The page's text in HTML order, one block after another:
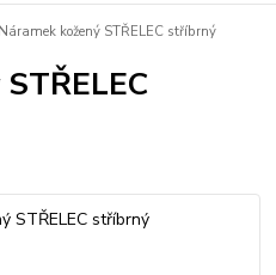
Náramek kožený STŘELEC stříbrný